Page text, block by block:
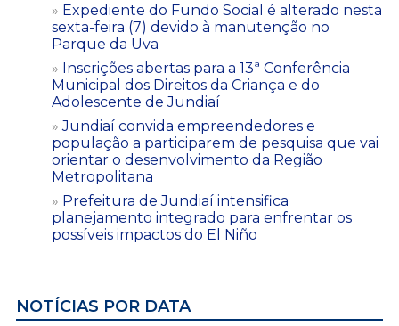
Expediente do Fundo Social é alterado nesta
sexta-feira (7) devido à manutenção no
Parque da Uva
Inscrições abertas para a 13ª Conferência
Municipal dos Direitos da Criança e do
Adolescente de Jundiaí
Jundiaí convida empreendedores e
população a participarem de pesquisa que vai
orientar o desenvolvimento da Região
Metropolitana
Prefeitura de Jundiaí intensifica
planejamento integrado para enfrentar os
possíveis impactos do El Niño
NOTÍCIAS POR DATA